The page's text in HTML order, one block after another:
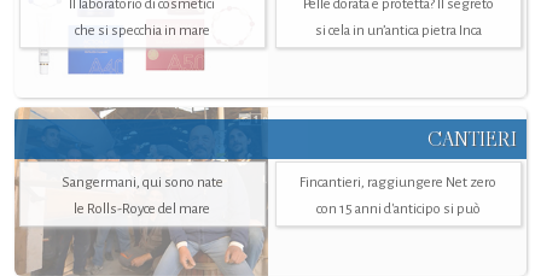
Il laboratorio di cosmetici
che si specchia in mare
Pelle dorata e protetta? Il segreto
si cela in un’antica pietra Inca
CANTIERI
Sangermani, qui sono nate
le Rolls-Royce del mare
Fincantieri, raggiungere Net zero
con 15 anni d'anticipo si può